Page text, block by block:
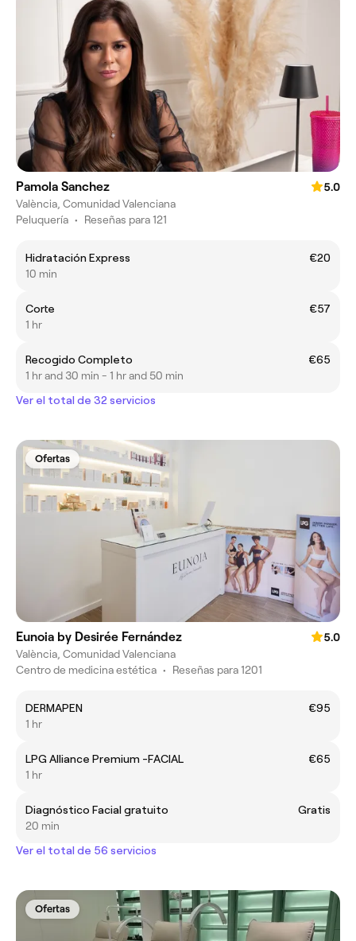
Pamola Sanchez
5.0
València, Comunidad Valenciana
Peluquería • Reseñas para 121
Hidratación Express
€20
10 min
Corte
€57
1 hr
Recogido Completo
€65
1 hr and 30 min - 1 hr and 50 min
Ver el total de 32 servicios
Ofertas
Eunoia by Desirée Fernández
5.0
València, Comunidad Valenciana
Centro de medicina estética • Reseñas para 1201
DERMAPEN
€95
1 hr
LPG Alliance Premium -FACIAL
€65
1 hr
Diagnóstico Facial gratuito
Gratis
20 min
Ver el total de 56 servicios
Ofertas